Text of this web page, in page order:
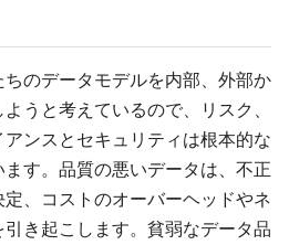
のデータモデルを内部、外部か
うと考えているので、リスク、
ンスとセキュリティは根本的な
す。品質の悪いデータは、不正
、コストのオーバーヘッドやネ
き起こします。貧弱なデータ品